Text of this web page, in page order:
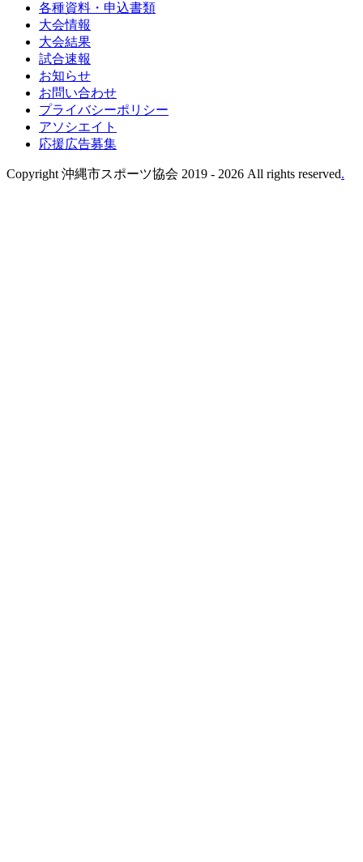
各種資料・申込書類
大会情報
大会結果
試合速報
お知らせ
お問い合わせ
プライバシーポリシー
アソシエイト
応援広告募集
Copyright 沖縄市スポーツ協会 2019 - 2026 All rights reserved.